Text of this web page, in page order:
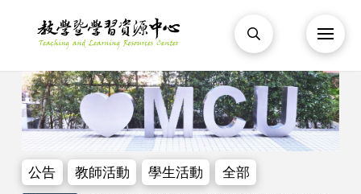
公告 教師活動 學生活動 全部